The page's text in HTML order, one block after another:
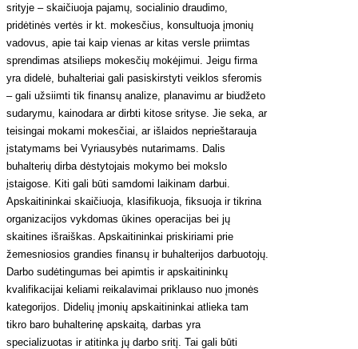
srityje – skaičiuoja pajamų, socialinio draudimo,
pridėtinės vertės ir kt. mokesčius, konsultuoja įmonių
vadovus, apie tai kaip vienas ar kitas versle priimtas
sprendimas atsilieps mokesčių mokėjimui. Jeigu firma
yra didelė, buhalteriai gali pasiskirstyti veiklos sferomis
– gali užsiimti tik finansų analize, planavimu ar biudžeto
sudarymu, kainodara ar dirbti kitose srityse. Jie seka, ar
teisingai mokami mokesčiai, ar išlaidos neprieštarauja
įstatymams bei Vyriausybės nutarimams. Dalis
buhalterių dirba dėstytojais mokymo bei mokslo
įstaigose. Kiti gali būti samdomi laikinam darbui.
Apskaitininkai skaičiuoja, klasifikuoja, fiksuoja ir tikrina
organizacijos vykdomas ūkines operacijas bei jų
skaitines išraiškas. Apskaitininkai priskiriami prie
žemesniosios grandies finansų ir buhalterijos darbuotojų.
Darbo sudėtingumas bei apimtis ir apskaitininkų
kvalifikacijai keliami reikalavimai priklauso nuo įmonės
kategorijos. Didelių įmonių apskaitininkai atlieka tam
tikro baro buhalterinę apskaitą, darbas yra
specializuotas ir atitinka jų darbo sritį. Tai gali būti